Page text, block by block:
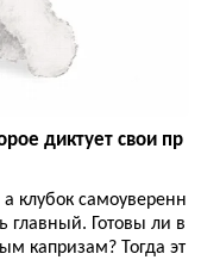
диктует свои пр
клубок самоуверенн
главный. Готовы ли в
капризам? Тогда эт